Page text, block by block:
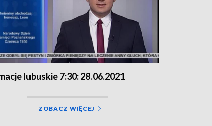
lubuskie 7:30: 28.06.2021
ZOBACZ WIĘCEJ